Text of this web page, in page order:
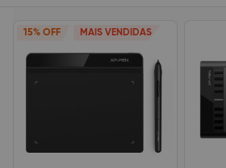
15% OFF MAIS VENDIDAS